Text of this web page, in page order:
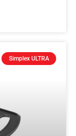
Simplex ULTRA